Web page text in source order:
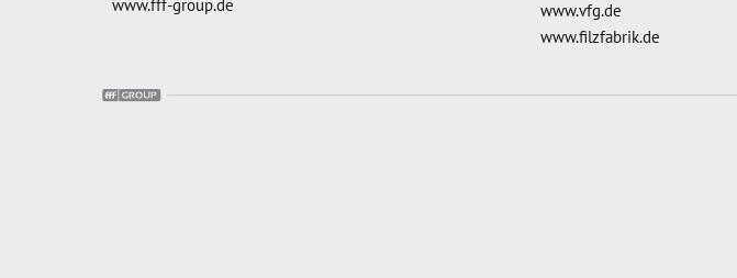
www.fff-group.de
www.vfg.de
www.filzfabrik.de